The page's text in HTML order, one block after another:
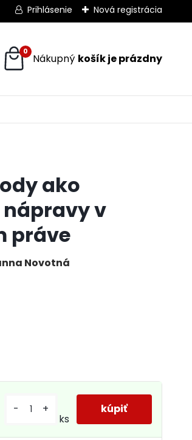
Prihlásenie Nová registrácia
0
ako
v
práve
Novotná
- +
ks